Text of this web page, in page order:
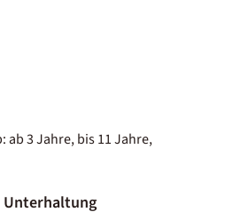
3 Jahre, bis 11 Jahre,
Unterhaltung